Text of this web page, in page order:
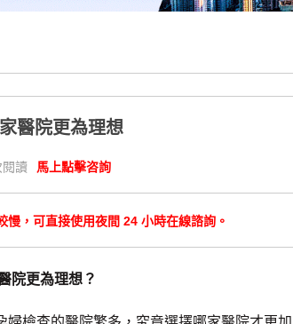
醫院更為理想
讀 馬上點擊咨詢
，可直接使用夜間 24 小時在線諮詢。
院更為理想？